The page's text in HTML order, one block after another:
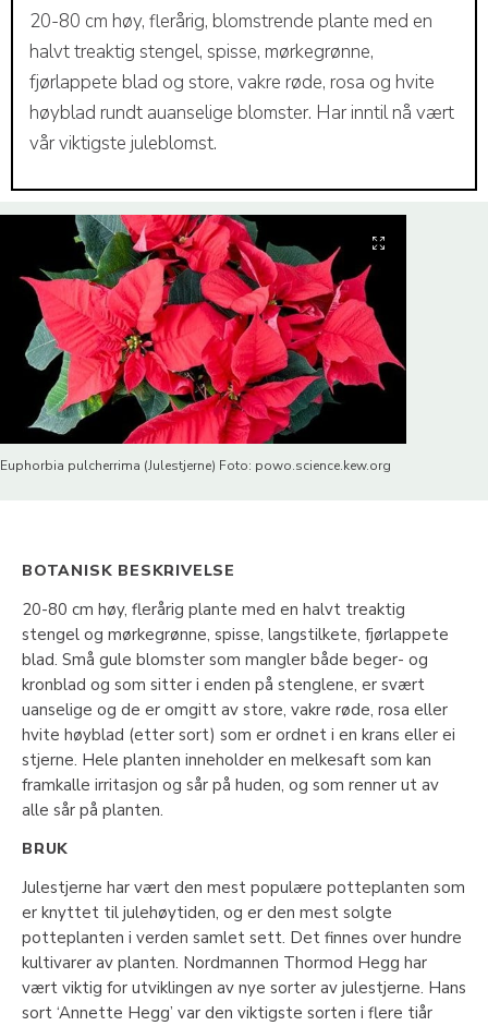
20-80 cm høy, flerårig, blomstrende plante med en
halvt treaktig stengel, spisse, mørkegrønne,
fjørlappete blad og store, vakre røde, rosa og hvite
høyblad rundt auanselige blomster. Har inntil nå vært
vår viktigste juleblomst.
Euphorbia pulcherrima (Julestjerne) Foto: powo.science.kew.org
BOTANISK BESKRIVELSE
20-80 cm høy, flerårig plante med en halvt treaktig
stengel og mørkegrønne, spisse, langstilkete, fjørlappete
blad. Små gule blomster som mangler både beger- og
kronblad og som sitter i enden på stenglene, er svært
uanselige og de er omgitt av store, vakre røde, rosa eller
hvite høyblad (etter sort) som er ordnet i en krans eller ei
stjerne. Hele planten inneholder en melkesaft som kan
framkalle irritasjon og sår på huden, og som renner ut av
alle sår på planten.
BRUK
Julestjerne har vært den mest populære potteplanten som
er knyttet til julehøytiden, og er den mest solgte
potteplanten i verden samlet sett. Det finnes over hundre
kultivarer av planten. Nordmannen Thormod Hegg har
vært viktig for utviklingen av nye sorter av julestjerne. Hans
sort ‘Annette Hegg’ var den viktigste sorten i flere tiår